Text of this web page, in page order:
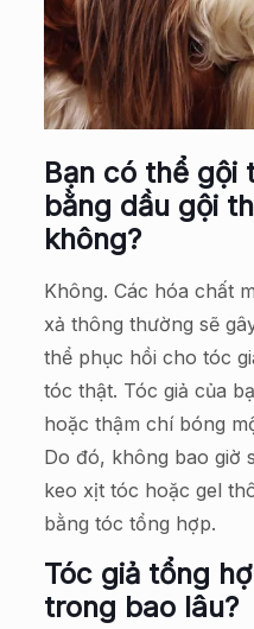
Bạn có thể gội
bằng dầu gội
không?
Không. Các hóa chất
xả thông thường sẽ
thể phục hồi cho tóc
tóc thật. Tóc giả của
hoặc thậm chí bóng
Do đó, không bao giờ
keo xịt tóc hoặc gel
bằng tóc tổng hợp.
Tóc giả tổng
trong bao lâu?